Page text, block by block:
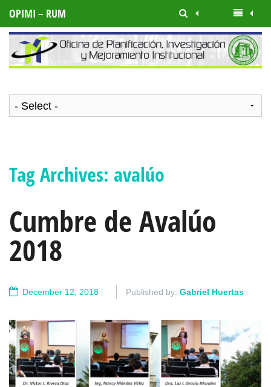
OPIMI – RUM
Tag Archives: avalúo
Cumbre de Avalúo
2018
December 12, 2018 Published by: Gabriel Huertas